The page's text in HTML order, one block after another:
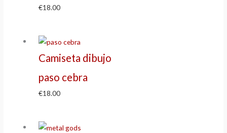
€18.00
Camiseta dibujo
paso cebra
€18.00